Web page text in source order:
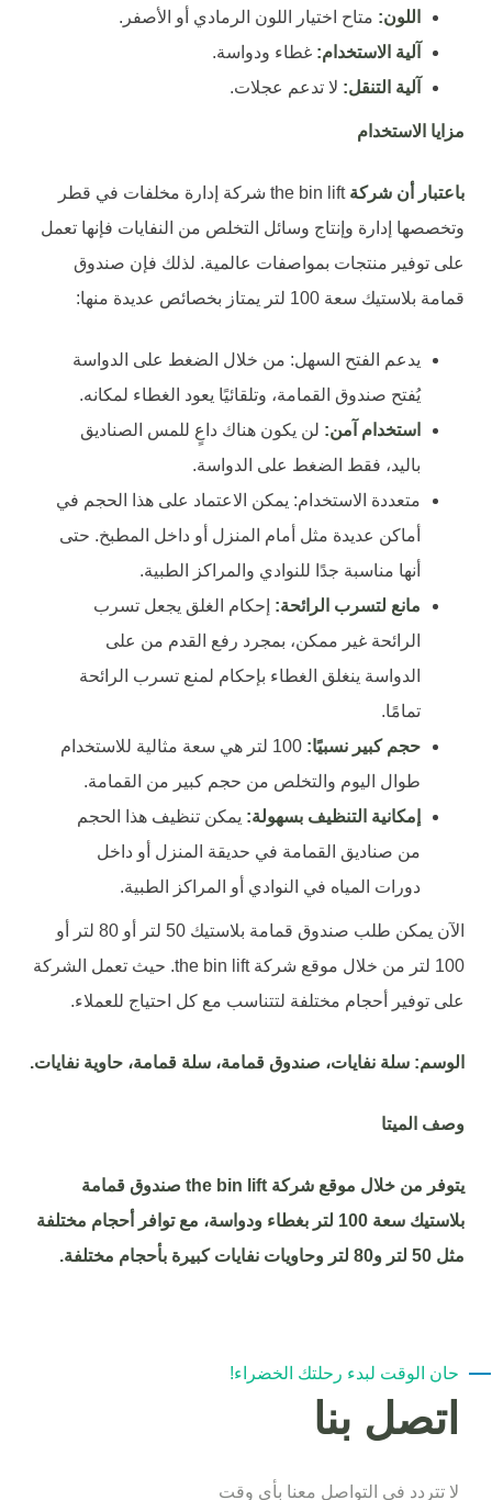
اللون: متاح اختيار اللون الرمادي أو الأصفر.
آلية الاستخدام: غطاء ودواسة.
آلية التنقل: لا تدعم عجلات.
مزايا الاستخدام
باعتبار أن شركة
the bin lift شركة إدارة مخلفات في قطر
وتخصصها إدارة وإنتاج وسائل التخلص من النفايات فإنها تعمل
على توفير منتجات بمواصفات عالمية. لذلك فإن صندوق
قمامة بلاستيك سعة 100 لتر يمتاز بخصائص عديدة منها:
يدعم الفتح السهل: من خلال الضغط على الدواسة
يُفتح صندوق القمامة، وتلقائيًا يعود الغطاء لمكانه.
استخدام آمن: لن يكون هناك داعٍ للمس الصناديق
باليد، فقط الضغط على الدواسة.
متعددة الاستخدام: يمكن الاعتماد على هذا الحجم في
أماكن عديدة مثل أمام المنزل أو داخل المطبخ. حتى
أنها مناسبة جدًا للنوادي والمراكز الطبية.
مانع لتسرب الرائحة: إحكام الغلق يجعل تسرب
الرائحة غير ممكن، بمجرد رفع القدم من على
الدواسة ينغلق الغطاء بإحكام لمنع تسرب الرائحة
تمامًا.
حجم كبير نسبيًا:
100 لتر هي سعة مثالية للاستخدام
طوال اليوم والتخلص من حجم كبير من القمامة.
إمكانية التنظيف بسهولة: يمكن تنظيف هذا الحجم
من صناديق القمامة في حديقة المنزل أو داخل
دورات المياه في النوادي أو المراكز الطبية.
الآن يمكن طلب صندوق قمامة بلاستيك 50 لتر أو 80 لتر أو
100 لتر من خلال موقع شركة the bin lift. حيث تعمل الشركة
على توفير أحجام مختلفة لتتناسب مع كل احتياج للعملاء.
الوسم: سلة نفايات، صندوق قمامة، سلة قمامة، حاوية نفايات.
وصف الميتا
يتوفر من خلال موقع شركة the bin lift صندوق قمامة
بلاستيك سعة 100 لتر بغطاء ودواسة، مع توافر أحجام مختلفة
مثل 50 لتر و80 لتر وحاويات نفايات كبيرة بأحجام مختلفة.
حان الوقت لبدء رحلتك الخضراء!
اتصل بنا
لا تتردد في التواصل معنا بأي وقت